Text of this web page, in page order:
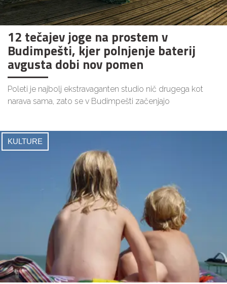
12 tečajev joge na prostem v
Budimpešti, kjer polnjenje baterij
avgusta dobi nov pomen
Poleti je najbolj ekstravaganten studio nič drugega kot
narava sama, zato se v Budimpešti začenjajo
KULTURE